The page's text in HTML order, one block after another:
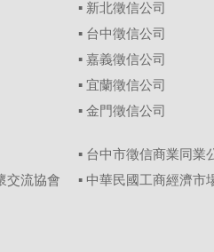
▪ 新北徵信公司
▪ 台中徵信公司
▪ 嘉義徵信公司
▪ 宜蘭徵信公司
▪ 金門徵信公司
▪ 台中市徵信商業同業
交流協會 ▪ 中華民國工商經濟市